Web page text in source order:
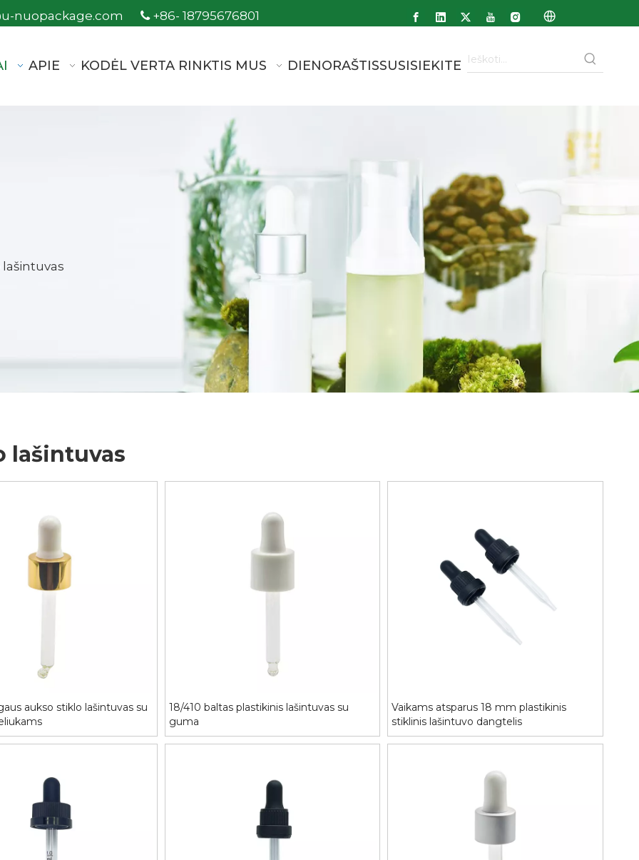
nuopackage.com +86- 18795676801
APIE KODĖL VERTA RINKTIS MUS DIENORAŠTISSUSISIEKITE
lašintuvas
lašintuvas
aukso stiklo lašintuvas su
18/410 baltas plastikinis lašintuvas su
guma
Vaikams atsparus 18 mm plastikinis
stiklinis lašintuvo dangtelis